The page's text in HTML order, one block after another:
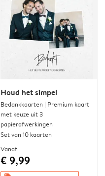
Houd het simpel
Bedankkaarten | Premium kaart
met keuze uit 3
papierafwerkingen
Set van 10 kaarten
Vanaf
€ 9,99